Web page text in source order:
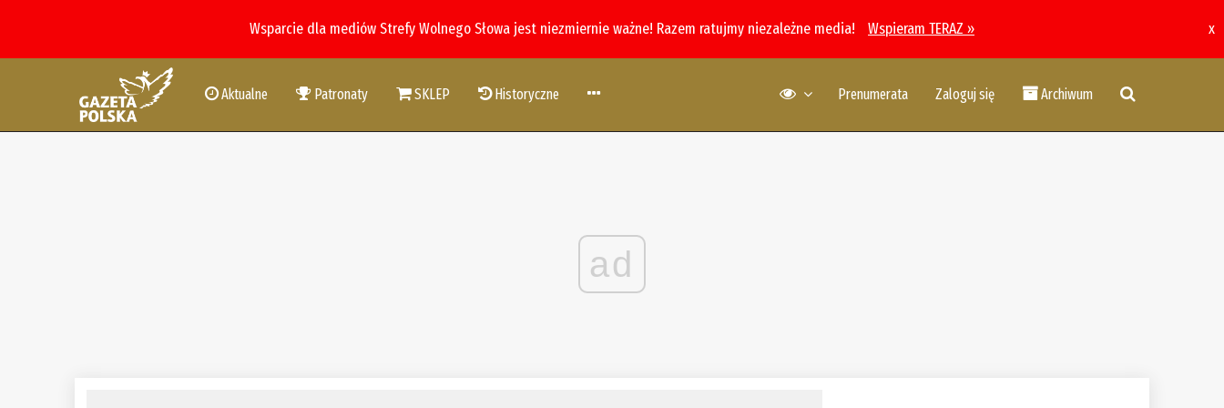
Wsparcie dla mediów Strefy Wolnego Słowa jest niezmiernie ważne! Razem ratujmy niezależne media! Wspieram TERAZ » x
Aktualne Patronaty SKLEP Historyczne Prenumerata Zaloguj się Archiwum
ad